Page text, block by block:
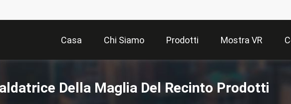
Casa Chi Siamo Prodotti Mostra VR
Della Maglia Del Recinto Prodotti